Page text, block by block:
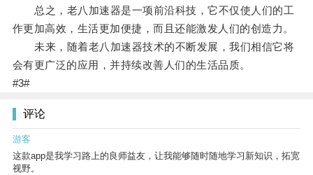
总之，老八加速器是一项前沿科技，它不仅使人们的工
作更加高效，生活更加便捷，而且还能激发人们的创造力。
未来，随着老八加速器技术的不断发展，我们相信它将
会有更广泛的应用，并持续改善人们的生活品质。
#3#
评论
游客
这款app是我学习路上的良师益友，让我能够随时随地学习新知识，拓宽
视野。